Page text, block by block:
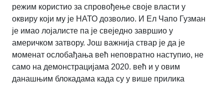
режим користио за спровођење своје власти у
оквиру који му је НАТО дозволио. И Ел Чапо Гузман
је имао лојалисте па је свеједно завршио у
америчком затвору. Још важнија ствар је да је
моменат ослобађања већ неповратно наступио, не
само на демонстрацијама 2020. већ и у овим
данашњим блокадама када су у више прилика